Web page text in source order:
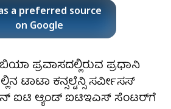
a preferred source
on Google
ಪ್ರವಾಸದಲ್ಲಿರುವ ಪ್ರಧಾನಿ
ಟಾಟಾ ಕನ್ಸಲ್ಟೆನ್ಸಿ ಸರ್ವೀಸಸ್
ಐಟಿ ಆ್ಯಂಡ್ ಐಟಿಇಎಸ್ ಸೆಂಟರ್‌ಗೆ